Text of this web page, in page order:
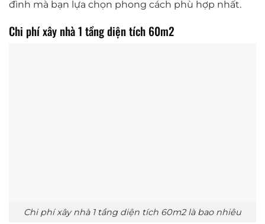
đình mà bạn lựa chọn phong cách phù hợp nhất.
Chi phí xây nhà 1 tầng diện tích 60m2
Chi phí xây nhà 1 tầng diện tích 60m2 là bao nhiêu